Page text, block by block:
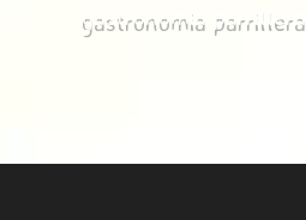
gastronomia parrillera